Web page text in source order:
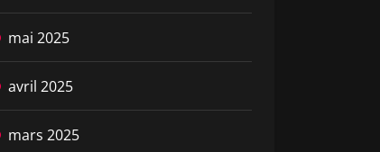
mai 2025
avril 2025
mars 2025